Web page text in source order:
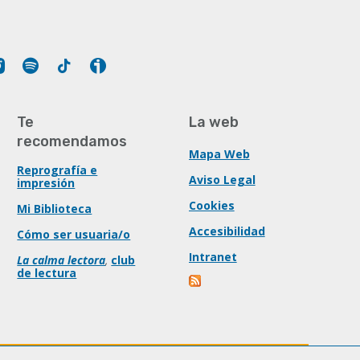
Instagram
Spotify Tiktok
Te
recomendamos
Reprografía e
impresión
Mi Biblioteca
Cómo ser usuaria/o
La calma lectora, club
de lectura
La web
Mapa Web
Aviso Legal
Cookies
Accesibilidad
Intranet